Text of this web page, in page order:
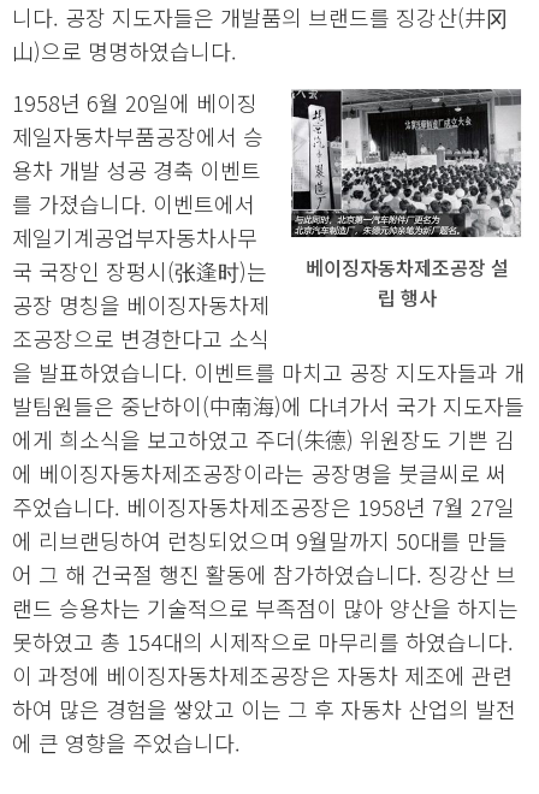
니다. 공장 지도자들은 개발품의 브랜드를 징강산(井冈
山)으로 명명하였습니다.
베이징자동차제조공장 설
립 행사
1958년 6월 20일에 베이징
제일자동차부품공장에서 승
용차 개발 성공 경축 이벤트
를 가졌습니다. 이벤트에서
제일기계공업부자동차사무
국 국장인 장펑시(张逢时)는
공장 명칭을 베이징자동차제
조공장으로 변경한다고 소식
을 발표하였습니다. 이벤트를 마치고 공장 지도자들과 개
발팀원들은 중난하이(中南海)에 다녀가서 국가 지도자들
에게 희소식을 보고하였고 주더(朱德) 위원장도 기쁜 김
에 베이징자동차제조공장이라는 공장명을 붓글씨로 써
주었습니다. 베이징자동차제조공장은 1958년 7월 27일
에 리브랜딩하여 런칭되었으며 9월말까지 50대를 만들
어 그 해 건국절 행진 활동에 참가하였습니다. 징강산 브
랜드 승용차는 기술적으로 부족점이 많아 양산을 하지는
못하였고 총 154대의 시제작으로 마무리를 하였습니다.
이 과정에 베이징자동차제조공장은 자동차 제조에 관련
하여 많은 경험을 쌓았고 이는 그 후 자동차 산업의 발전
에 큰 영향을 주었습니다.